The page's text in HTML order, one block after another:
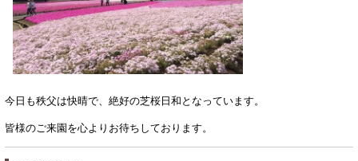
今日も秩父は快晴で、絶好の芝桜日和となっています。
皆様のご来園を心よりお待ちしております。